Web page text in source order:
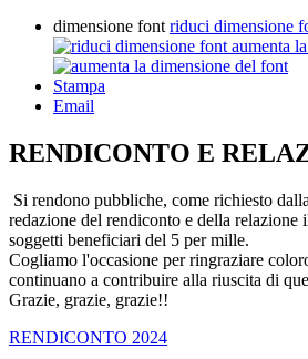
dimensione font riduci dimensione
aumenta
Stampa
Email
RENDICONTO E
Si rendono pubbliche, come richiesto
redazione del rendiconto e della relazione
soggetti beneficiari del 5 per mille.
Cogliamo l'occasione per ringraziare
continuano a contribuire alla riuscita di
Grazie, grazie, grazie!!
RENDICONTO 2024